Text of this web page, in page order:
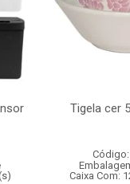
Tigela cer
Caixa Com: